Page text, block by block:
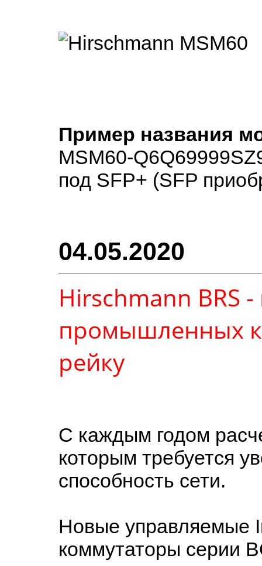
Пример названия
MSM60-
под SFP+ (SFP
04.05.2020
Hirschmann BRS
промышленных
рейку
С каждым годом
которым требуется
способность сети.
Новые управляемые
коммутаторы серии